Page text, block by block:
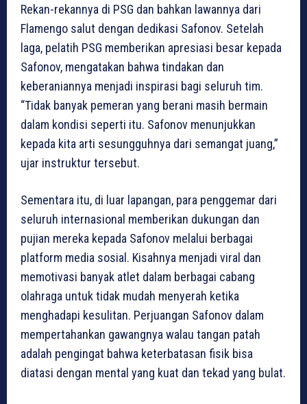
Rekan-rekannya di PSG dan bahkan lawannya dari
Flamengo salut dengan dedikasi Safonov. Setelah
laga, pelatih PSG memberikan apresiasi besar kepada
Safonov, mengatakan bahwa tindakan dan
keberaniannya menjadi inspirasi bagi seluruh tim.
“Tidak banyak pemeran yang berani masih bermain
dalam kondisi seperti itu. Safonov menunjukkan
kepada kita arti sesungguhnya dari semangat juang,”
ujar instruktur tersebut.
Sementara itu, di luar lapangan, para penggemar dari
seluruh internasional memberikan dukungan dan
pujian mereka kepada Safonov melalui berbagai
platform media sosial. Kisahnya menjadi viral dan
memotivasi banyak atlet dalam berbagai cabang
olahraga untuk tidak mudah menyerah ketika
menghadapi kesulitan. Perjuangan Safonov dalam
mempertahankan gawangnya walau tangan patah
adalah pengingat bahwa keterbatasan fisik bisa
diatasi dengan mental yang kuat dan tekad yang bulat.